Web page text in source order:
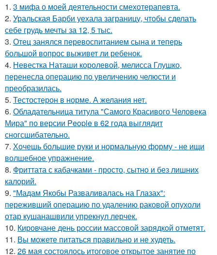
1. 3 мифа о моей деятельности смехотерапевта.
2. Уральская Барби уехала заграницу, чтобы сделать
себе грудь мечты за 12, 5 тыс.
3. Отец занялся перевоспитанием сына и теперь
большой вопрос выживет ли ребенок.
4. Невестка Наташи королевой, мелисса Глушко,
перенесла операцию по увеличению челюсти и
преобразилась.
5. Тестостерон в норме. А желания нет.
6. Обладательница титула "Самого Красивого Человека
Мира" по версии People в 62 года выглядит
сногсшибательно.
7. Хочешь большие руки и нормальную форму - не ищи
волшебное упражнение.
8. Фриттата с кабачками - просто, сытно и без лишних
калорий.
9. "Мадам Якобы Разваливалась на Глазах":
переживший операцию по удалению раковой опухоли
отар кушанашвили упрекнул лерчек.
10. Кировчане день россии массовой зарядкой отметят.
11. Вы можете питаться правильно и не худеть.
12. 26 мая состоялось итоговое открытое занятие по